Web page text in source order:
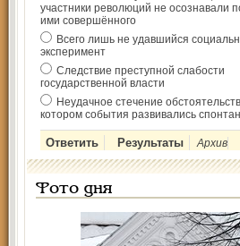
участники революций не осознавали
ими совершённого
Всего лишь не удавшийся
эксперимент
Следствие преступной слабости
государственной власти
Неудачное стечение
котором события развивались
Архив
Фото дня